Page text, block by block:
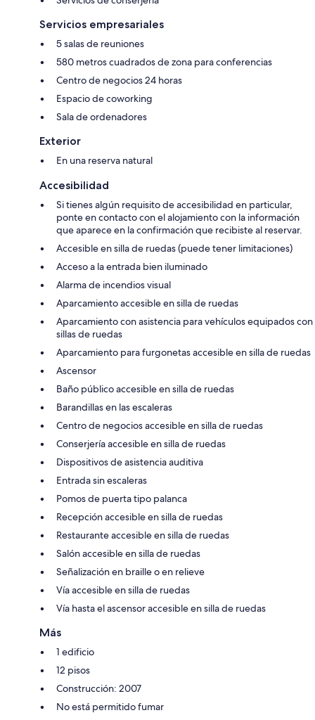
Servicios empresariales
5 salas de reuniones
580 metros cuadrados de zona para conferencias
Centro de negocios 24 horas
Espacio de coworking
Sala de ordenadores
Exterior
En una reserva natural
Accesibilidad
Si tienes algún requisito de accesibilidad en particular,
ponte en contacto con el alojamiento con la información
que aparece en la confirmación que recibiste al reservar.
Accesible en silla de ruedas (puede tener limitaciones)
Acceso a la entrada bien iluminado
Alarma de incendios visual
Aparcamiento accesible en silla de ruedas
Aparcamiento con asistencia para vehículos equipados con
sillas de ruedas
Aparcamiento para furgonetas accesible en silla de ruedas
Ascensor
Baño público accesible en silla de ruedas
Barandillas en las escaleras
Centro de negocios accesible en silla de ruedas
Conserjería accesible en silla de ruedas
Dispositivos de asistencia auditiva
Entrada sin escaleras
Pomos de puerta tipo palanca
Recepción accesible en silla de ruedas
Restaurante accesible en silla de ruedas
Salón accesible en silla de ruedas
Señalización en braille o en relieve
Vía accesible en silla de ruedas
Vía hasta el ascensor accesible en silla de ruedas
Más
1 edificio
12 pisos
Construcción: 2007
No está permitido fumar